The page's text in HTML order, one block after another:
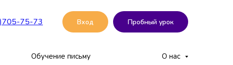
75-73 Вход Пробный урок
Обучение письму О нас